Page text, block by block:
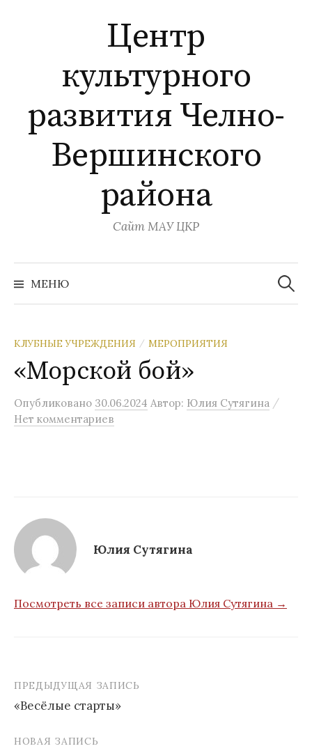
Центр
культурного
развития Челно-
Вершинского
района
Сайт МАУ ЦКР
МЕНЮ
Найти:
КЛУБНЫЕ УЧРЕЖДЕНИЯ / МЕРОПРИЯТИЯ
«Морской бой»
Опубликовано 30.06.2024 Автор: Юлия Сутягина /
Нет комментариев
Юлия Сутягина
Посмотреть все записи автора Юлия Сутягина →
Навигация
по
записям
ПРЕДЫДУЩАЯ ЗАПИСЬ
«Весёлые старты»
НОВАЯ ЗАПИСЬ